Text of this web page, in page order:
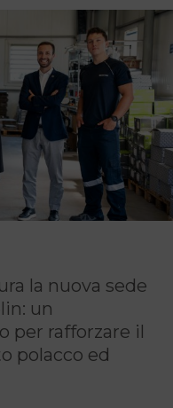
la nuova sede
un
per rafforzare il
polacco ed